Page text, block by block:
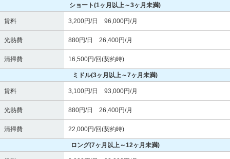
ショート(1ヶ月以上～3ヶ月未満)
賃料 3,200円/日 96,000円/月
光熱費 880円/日 26,400円/月
清掃費 16,500円/回(契約時)
ミドル(3ヶ月以上～7ヶ月未満)
賃料 3,100円/日 93,000円/月
光熱費 880円/日 26,400円/月
清掃費 22,000円/回(契約時)
ロング(7ヶ月以上～12ヶ月未満)